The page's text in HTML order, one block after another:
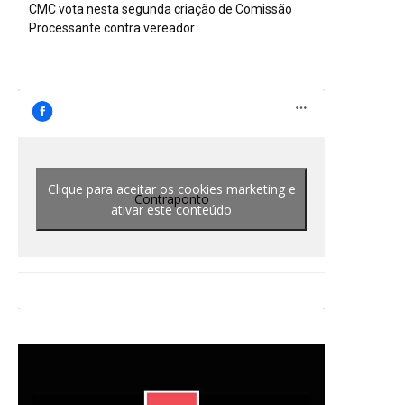
CMC vota nesta segunda criação de Comissão
Processante contra vereador
Contraponto
Clique para aceitar os cookies marketing e
ativar este conteúdo